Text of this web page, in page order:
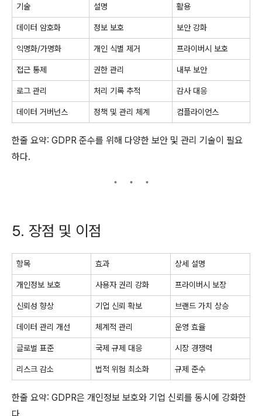
기술 설명 활용
데이터 암호화 정보 보호 보안 강화
익명화/가명화 개인 식별 제거 프라이버시 보호
접근 통제 권한 관리 내부 보안
로그 관리 처리 기록 추적 감사 대응
데이터 거버넌스 정책 및 관리 체계 컴플라이언스
한줄 요약: GDPR 준수를 위해 다양한 보안 및 관리 기술이 필요
하다.
5. 장점 및 이점
항목 효과 상세 설명
개인정보 보호 사용자 권리 강화 프라이버시 보장
신뢰성 향상 기업 신뢰 확보 브랜드 가치 상승
데이터 관리 개선 체계적 관리 운영 효율
글로벌 표준 국제 규제 대응 시장 경쟁력
리스크 감소 법적 위험 최소화 규제 준수
한줄 요약: GDPR은 개인정보 보호와 기업 신뢰를 동시에 강화한